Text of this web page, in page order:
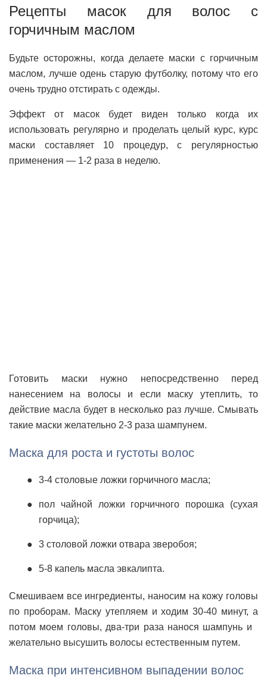
Рецепты масок для волос с
горчичным маслом
Будьте осторожны, когда делаете маски с горчичным
маслом, лучше одень старую футболку, потому что его
очень трудно отстирать с одежды.
Эффект от масок будет виден только когда их
использовать регулярно и проделать целый курс, курс
маски составляет 10 процедур, с регулярностью
применения — 1-2 раза в неделю.
Готовить маски нужно непосредственно перед
нанесением на волосы и если маску утеплить, то
действие масла будет в несколько раз лучше. Смывать
такие маски желательно 2-3 раза шампунем.
Маска для роста и густоты волос
3-4 столовые ложки горчичного масла;
пол чайной ложки горчичного порошка (сухая
горчица);
3 столовой ложки отвара зверобоя;
5-8 капель масла эвкалипта.
Смешиваем все ингредиенты, наносим на кожу головы
по проборам. Маску утепляем и ходим 30-40 минут, а
потом моем головы, два-три раза нанося шампунь и
желательно высушить волосы естественным путем.
Маска при интенсивном выпадении волос